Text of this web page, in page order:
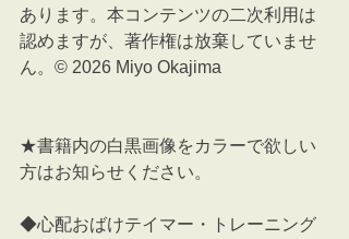
あります。本コンテンツの二次利用は
認めますが、著作権は放棄していませ
ん。© 2026 Miyo Okajima
★書籍内の白黒画像をカラーで欲しい
方はお知らせください。
◆心配おばけテイマー・トレーニング